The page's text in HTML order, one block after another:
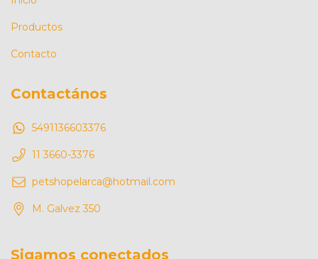
Productos
Contacto
Contactános
5491136603376
11 3660-3376
petshopelarca@hotmail.com
M. Galvez 350
Sigamos conectados